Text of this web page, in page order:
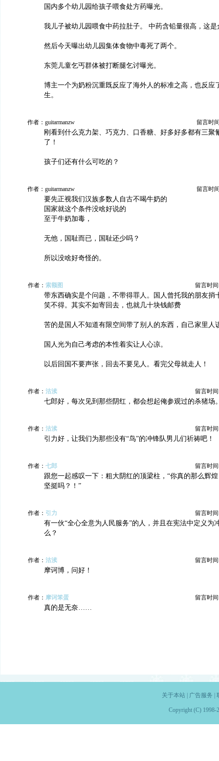
国内多个幼儿园给孩子喂食处方药曝光。
我儿子被幼儿园喂食中药拉肚子。 中药含铅量很高，这
然后今天曝出幼儿园集体食物中毒死了两个。
东莞儿童乞丐群体被打断腿乞讨曝光。
博主一个为奶粉沉重既反应了海外人的标准之高，也反应
生。
作者：guitarmanzw 留言时
刚看到什么克力架、巧克力、口香糖、好多好多都有三聚
了！
孩子们还有什么可吃的？
作者：guitarmanzw 留言时
要先正视我们汉族多数人自古不喝牛奶的
国家就这个条件没啥好说的
至于牛奶加毒，
无他，国耻而已，国耻还少吗？
所以没啥好奇怪的。
作者： 索额图 留言时间
带东西确实是个问题，不带得罪人。国人曾托我的朋友捎
笑不得。其实不如寄回去，也就几十块钱邮费
苦的是国人不知道有限空间带了别人的东西，自己家里人
国人光为自己考虑的本性着实让人心凉。
以后回国不要声张，回去不要见人。看完父母就走人！
作者： 沽渎 留言时间
七郎好，每次见到那些阴红，都会想起俺参观过的杀猪场
作者： 沽渎 留言时间
引力好，让我们为那些没有“鸟”的冲锋队男儿们祈祷吧！
作者： 七郎 留言时间
跟您一起感叹一下：粗大阴红的顶梁柱，“你真的那么辉
坚挺吗？！”
作者： 引力 留言时间
有一伙“全心全意为人民服务”的人，并且在宪法中定义为
么？
作者： 沽渎 留言时间
摩诃博，问好！
作者： 摩诃笨蛋 留言时间
真的是无奈……
关于本站| 广告服务
Copyright (C) 1998-